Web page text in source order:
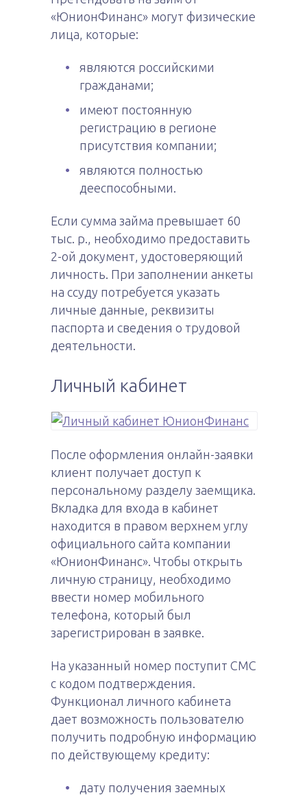
«ЮнионФинанс» могут физические
лица, которые:
являются российскими
гражданами;
имеют постоянную
регистрацию в регионе
присутствия компании;
являются полностью
дееспособными.
Если сумма займа превышает 60
тыс. р., необходимо предоставить
2-ой документ, удостоверяющий
личность. При заполнении анкеты
на ссуду потребуется указать
личные данные, реквизиты
паспорта и сведения о трудовой
деятельности.
Личный кабинет
После оформления онлайн-заявки
клиент получает доступ к
персональному разделу заемщика.
Вкладка для входа в кабинет
находится в правом верхнем углу
официального сайта компании
«ЮнионФинанс». Чтобы открыть
личную страницу, необходимо
ввести номер мобильного
телефона, который был
зарегистрирован в заявке.
На указанный номер поступит СМС
с кодом подтверждения.
Функционал личного кабинета
дает возможность пользователю
получить подробную информацию
по действующему кредиту:
дату получения заемных